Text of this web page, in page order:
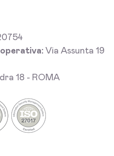
Via Assunta 19
18 - ROMA